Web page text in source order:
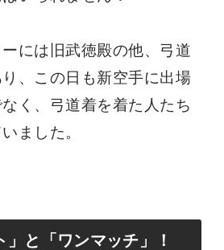
には旧武徳殿の他、弓道
、この日も新空手に出場
く、弓道着を着た人たち
ました。
」と「ワンマッチ」！